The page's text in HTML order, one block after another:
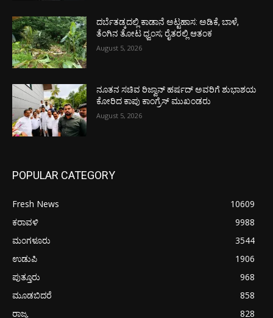
ದರ್ಬೆತಡ್ಕದಲ್ಲಿ ಕಾಡಾನೆ ಅಟ್ಟಹಾಸ: ಅಡಿಕೆ, ಬಾಳೆ,
ತೆಂಗಿನ ತೋಟ ಧ್ವಂಸ; ರೈತರಲ್ಲಿ ಆತಂಕ
August 5, 2026
ನೂತನ ಸಚಿವ ರಿಜ್ವಾನ್ ಹರ್ಷದ್ ಅವರಿಗೆ ಶುಭಾಶಯ
ಕೋರಿದ ಕಾಪು ಕಾಂಗ್ರೆಸ್ ಮುಖಂಡರು
August 5, 2026
POPULAR CATEGORY
Fresh News
10609
ಕರಾವಳಿ
9988
ಮಂಗಳೂರು
3544
ಉಡುಪಿ
1906
ಪುತ್ತೂರು
968
ಮೂಡಬಿದರೆ
858
ರಾಜ್ಯ
828